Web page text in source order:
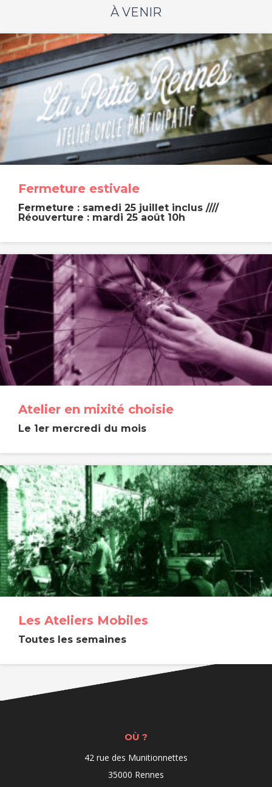
À VENIR
Fermeture estivale
Fermeture : samedi 25 juillet inclus ////
Réouverture : mardi 25 août 10h
Atelier en mixité choisie
Le 1er mercredi du mois
Les Ateliers Mobiles
Toutes les semaines
OÙ ?
42 rue des Munitionnettes
35000 Rennes